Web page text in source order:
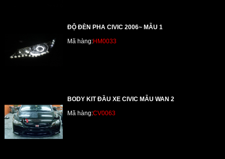
ĐỘ ĐÈN PHA CIVIC 2006~ MẪU 1
Mã hàng:HM0033
BODY KIT ĐẦU XE CIVIC MẪU WAN 2
Mã hàng:CV0063